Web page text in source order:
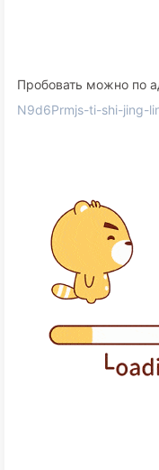
Пробовать можно по
N9d6Prmjs-ti-shi-jing-